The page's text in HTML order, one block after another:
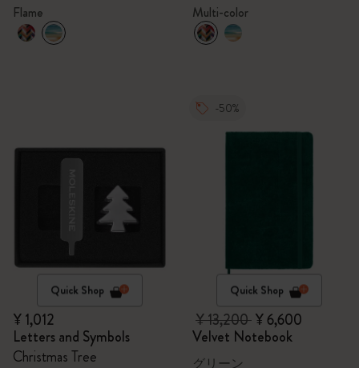
Flame Multi-color
Quick Shop
¥ 1,012
Letters and Symbols
Christmas Tree
-50%
Quick Shop
¥ 13,200¥ 6,600
Velvet Notebook
グリーン